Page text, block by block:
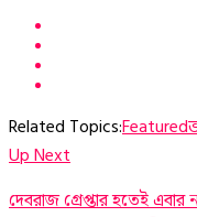
Related Topics:Featured
Up Next
দেবরাজ গ্রেপ্তার হতেই